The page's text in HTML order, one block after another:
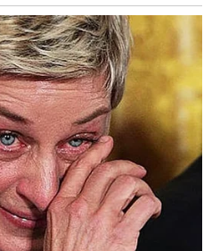
i toplinskih valova,
s kroničnim bolestima
osobito kada zrak postane
ili više. Kako bi zaštitili